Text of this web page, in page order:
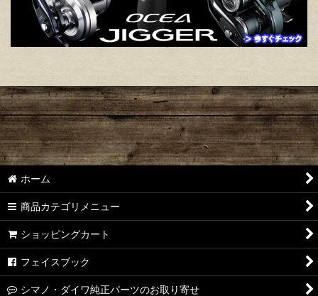
ホーム
商品カテゴリメニュー
ショッピングカート
フェイスブック
シマノ・ダイワ純正パーツのお取り寄せ